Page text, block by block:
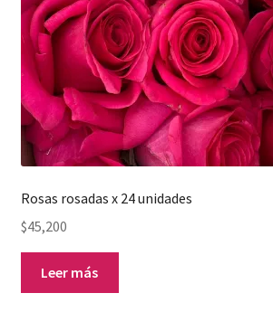
Rosas rosadas x 24 unidades
$45,200
Leer más